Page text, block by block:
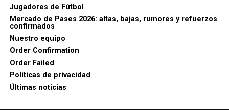
Jugadores de Fútbol
Mercado de Pases 2026: altas, bajas, rumores y refuerzos
confirmados
Nuestro equipo
Order Confirmation
Order Failed
Políticas de privacidad
Últimas noticias